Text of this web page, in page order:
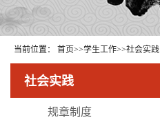
当前位置： 首页>>学生工作>>社会实践
社会实践
规章制度